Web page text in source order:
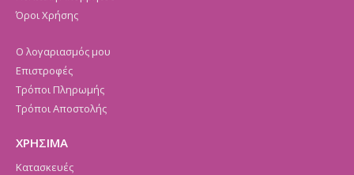
Όροι Χρήσης
Ο λογαριασμός μου
Επιστροφές
Τρόποι Πληρωμής
Τρόποι Αποστολής
ΧΡΗΣΙΜΑ
Κατασκευές